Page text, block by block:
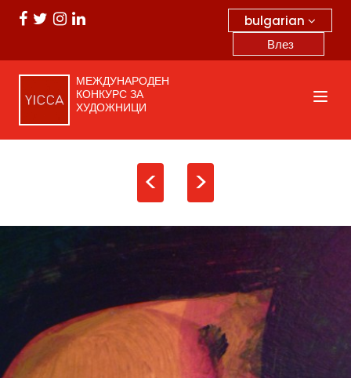
bulgarian
Влез
МЕЖДУНАРОДЕН
КОНКУРС ЗА
ХУДОЖНИЦИ
< >